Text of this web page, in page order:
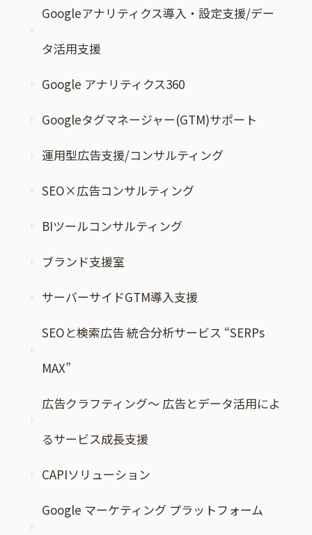
Googleアナリティクス導入・設定支援/デー
タ活用支援
Google アナリティクス360
Googleタグマネージャー(GTM)サポート
運用型広告支援/コンサルティング
SEO×広告コンサルティング
BIツールコンサルティング
ブランド支援室
サーバーサイドGTM導入支援
SEOと検索広告 統合分析サービス “SERPs
MAX”
広告クラフティング～ 広告とデータ活用によ
るサービス成長支援
CAPIソリューション
Google マーケティング プラットフォーム